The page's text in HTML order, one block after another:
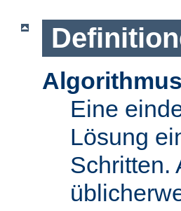
Algorithmus
Eine
Lösung
Schritten.